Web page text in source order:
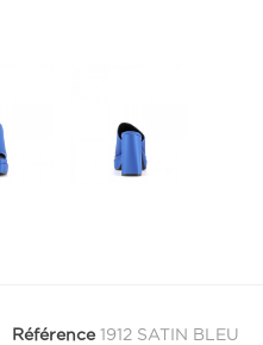
Référence 1912 SATIN BLEU